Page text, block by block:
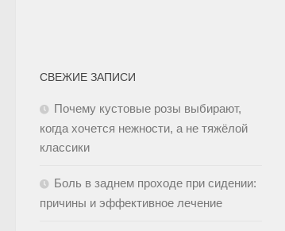
СВЕЖИЕ ЗАПИСИ
Почему кустовые розы выбирают,
когда хочется нежности, а не тяжёлой
классики
Боль в заднем проходе при сидении:
причины и эффективное лечение